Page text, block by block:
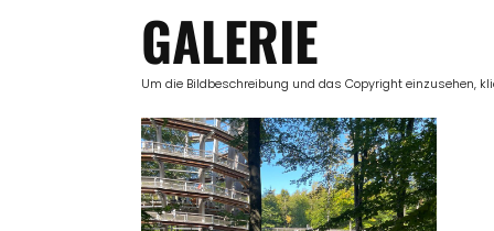
GALERIE
Um die Bildbeschreibung und das Copyright einzusehen,